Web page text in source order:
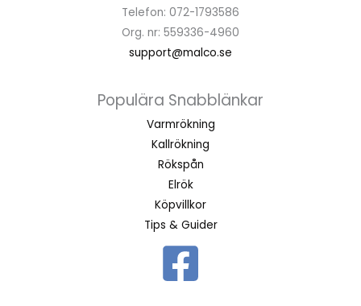
Telefon: 072-1793586
Org. nr: 559336-4960
support@malco.se
Populära Snabblänkar
Varmrökning
Kallrökning
Rökspån
Elrök
Köpvillkor
Tips & Guider